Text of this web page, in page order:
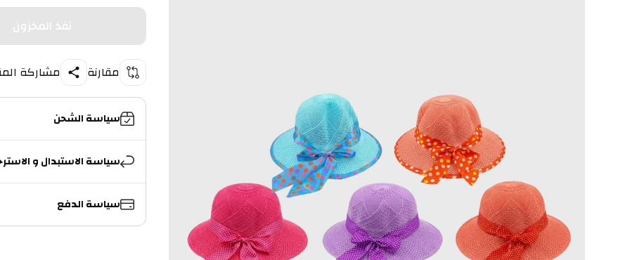
نفذ المخزون
مقارنة مشاركة
سياسة الشحن
سياسة الاستبدال و
سياسة الدفع